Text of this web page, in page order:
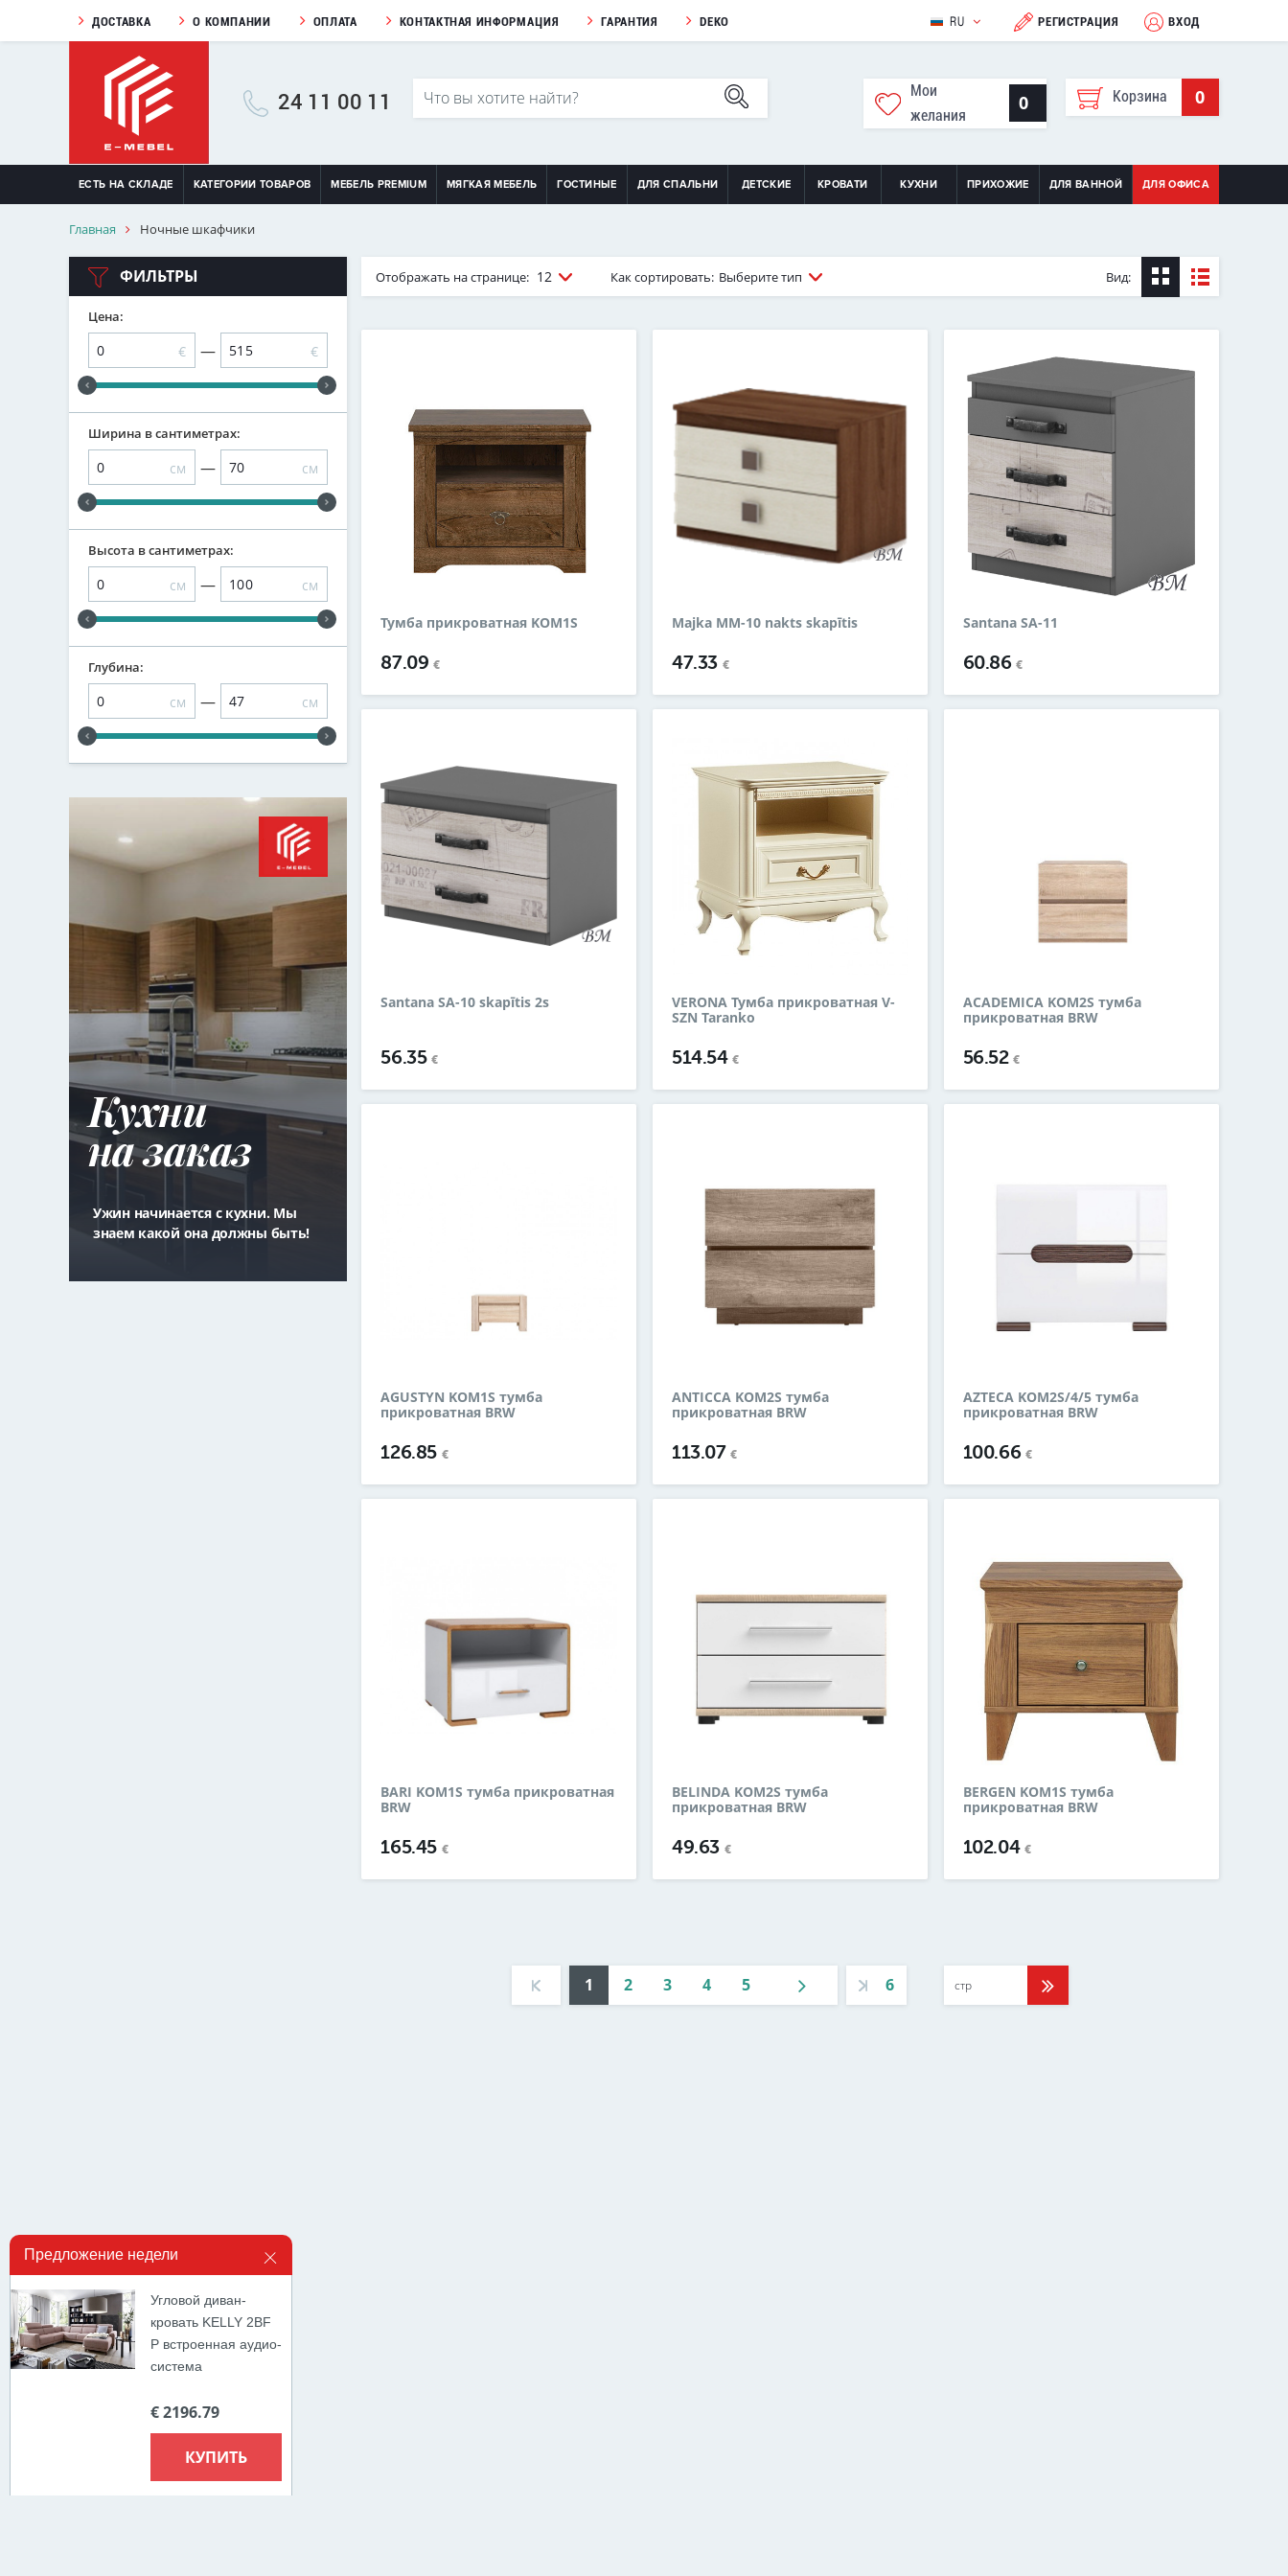
ДОСТАВКА О КОМПАНИИ ОПЛАТА КОНТАКТНАЯ ИНФОРМАЦИЯ ГАРАНТИЯ DEKO RU РЕГИСТРАЦИЯ ВХОД
24 11 00 11
Мои
желания
0 Корзина 0
ЕСТЬ НА СКЛАДЕ КАТЕГОРИИ ТОВАРОВ МЕБЕЛЬ PREMIUM МЯГКАЯ МЕБЕЛЬ ГОСТИНЫЕ ДЛЯ СПАЛЬНИ ДЕТСКИЕ КРОВАТИ КУХНИ ПРИХОЖИЕ ДЛЯ ВАННОЙ ДЛЯ ОФИСА
Главная Ночные шкафчики
ФИЛЬТРЫ
Цена:
€ — €
Ширина в сантиметрах:
см — см
Высота в сантиметрах:
см — см
Глубина:
см — см
Кухни
на заказ
Ужин начинается с кухни. Мы
знаем какой она должны быть!
Отображать на странице: 12 Как сортировать: Выберите тип Вид:
Тумба прикроватная KOM1S
87.09 €
Majka MM-10 nakts skapītis
47.33 €
Santana SA-11
60.86€
Santana SA-10 skapītis 2s
56.35 €
VERONA Тумба прикроватная V-
SZN Taranko
514.54€
ACADEMICA KOM2S тумба
прикроватная BRW
56.52€
AGUSTYN KOM1S тумба
прикроватная BRW
126.85 €
ANTICCA KOM2S тумба
прикроватная BRW
113.07€
AZTECA KOM2S/4/5 тумба
прикроватная BRW
100.66 €
BARI KOM1S тумба прикроватная
BRW
165.45 €
BELINDA KOM2S тумба
прикроватная BRW
49.63 €
BERGEN KOM1S тумба
прикроватная BRW
102.04 €
1 2 3 4 5 6
Предложение недели
Угловой диван-
кровать KELLY 2BF
P встроенная аудио-
система
€ 2196.79
КУПИТЬ